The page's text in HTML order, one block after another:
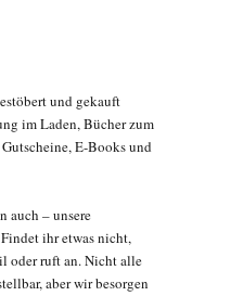
und gekauft
im Laden, Bücher zum
E-Books und
auch – unsere
ihr etwas nicht,
oder ruft an. Nicht alle
aber wir besorgen